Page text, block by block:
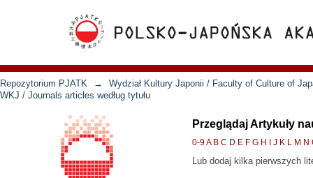
Repozytorium PJATK →
Wydział Kultury Japonii / Faculty of Culture of
WKJ / Journals articles według tytułu
Przeglądaj Artykuły
0-9A B C D E F G H J K L M N
Lub dodaj kilka pierwszych